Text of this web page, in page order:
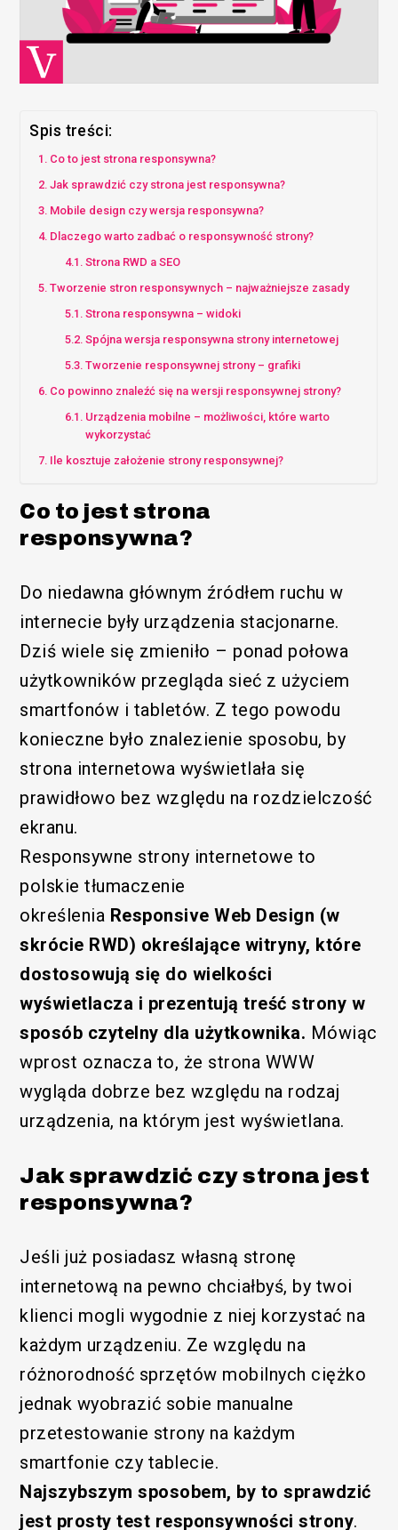
Spis treści:
Co to jest strona responsywna?
Jak sprawdzić czy strona jest responsywna?
Mobile design czy wersja responsywna?
Dlaczego warto zadbać o responsywność strony?
Strona RWD a SEO
Tworzenie stron responsywnych – najważniejsze zasady
Strona responsywna – widoki
Spójna wersja responsywna strony internetowej
Tworzenie responsywnej strony – grafiki
Co powinno znaleźć się na wersji responsywnej strony?
Urządzenia mobilne – możliwości, które warto
wykorzystać
Ile kosztuje założenie strony responsywnej?
Co to jest strona
responsywna?
Do niedawna głównym źródłem ruchu w
internecie były urządzenia stacjonarne.
Dziś wiele się zmieniło – ponad połowa
użytkowników przegląda sieć z użyciem
smartfonów i tabletów. Z tego powodu
konieczne było znalezienie sposobu, by
strona internetowa wyświetlała się
prawidłowo bez względu na rozdzielczość
ekranu.
Responsywne strony internetowe to
polskie tłumaczenie
określenia Responsive Web Design (w
skrócie RWD) określające witryny, które
dostosowują się do wielkości
wyświetlacza i prezentują treść strony w
sposób czytelny dla użytkownika. Mówiąc
wprost oznacza to, że strona WWW
wygląda dobrze bez względu na rodzaj
urządzenia, na którym jest wyświetlana.
Jak sprawdzić czy strona jest
responsywna?
Jeśli już posiadasz własną stronę
internetową na pewno chciałbyś, by twoi
klienci mogli wygodnie z niej korzystać na
każdym urządzeniu. Ze względu na
różnorodność sprzętów mobilnych ciężko
jednak wyobrazić sobie manualne
przetestowanie strony na każdym
smartfonie czy tablecie.
Najszybszym sposobem, by to sprawdzić
jest prosty test responsywności strony.